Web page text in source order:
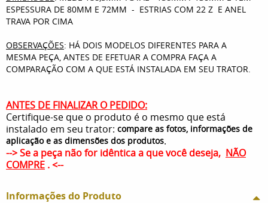
ESPESSURA DE 80MM E 72MM - ESTRIAS COM 22 Z E ANEL
TRAVA POR CIMA
OBSERVAÇÕES: HÁ DOIS MODELOS DIFERENTES PARA A
MESMA PEÇA, ANTES DE EFETUAR A COMPRA FAÇA A
COMPARAÇÃO COM A QUE ESTÁ INSTALADA EM SEU TRATOR.
ANTES DE FINALIZAR O PEDIDO:
Certifique-se que o produto é o mesmo que está
instalado em seu trator: compare as fotos, informações de
aplicação e as dimensões dos produtos.
--> Se a peça não for idêntica a que você deseja, NÃO
COMPRE . <--
Informações do Produto